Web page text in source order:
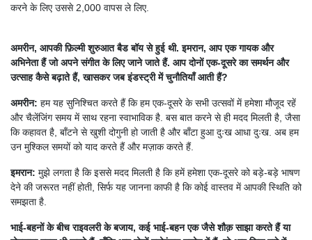
करने के लिए उससे 2,000 वापस ले लिए.
अमरीन, आपकी फ़िल्मी शुरुआत बैड बॉय से हुई थी. इमरान, आप एक गायक और
अभिनेता हैं जो अपने संगीत के लिए जाने जाते हैं. आप दोनों एक-दूसरे का समर्थन और
उत्साह कैसे बढ़ाते हैं, खासकर जब इंडस्ट्री में चुनौतियाँ आती हैं?
अमरीन: हम यह सुनिश्चित करते हैं कि हम एक-दूसरे के सभी उत्सवों में हमेशा मौजूद रहें
और चैलेंजिंग समय में साथ रहना स्वाभाविक है. बस बात करने से ही मदद मिलती है, जैसा
कि कहावत है, बाँटने से खुशी दोगुनी हो जाती है और बाँटा हुआ दुःख आधा दुःख. अब हम
उन मुश्किल समयों को याद करते हैं और मज़ाक करते हैं.
इमरान: मुझे लगता है कि इससे मदद मिलती है कि हमें हमेशा एक-दूसरे को बड़े-बड़े भाषण
देने की जरूरत नहीं होती, सिर्फ यह जानना काफी है कि कोई वास्तव में आपकी स्थिति को
समझता है.
भाई-बहनों के बीच राइवलरी के बजाय, कई भाई-बहन एक जैसे शौक़ साझा करते हैं या